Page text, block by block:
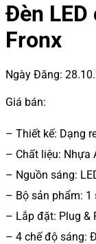
Đèn LED
Fronx
Ngày Đăng:
Giá bán:
– Thiết kế: Dạng
– Chất liệu: Nhựa
– Nguồn sáng:
– Bộ sản phẩm: 1
– Lắp đặt: Plug &
– 4 chế độ sáng: